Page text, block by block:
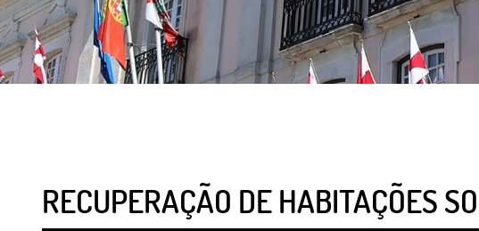
RECUPERAÇÃO DE HABITAÇÕES